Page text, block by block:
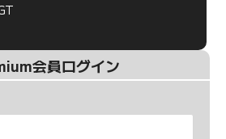
会員ログイン